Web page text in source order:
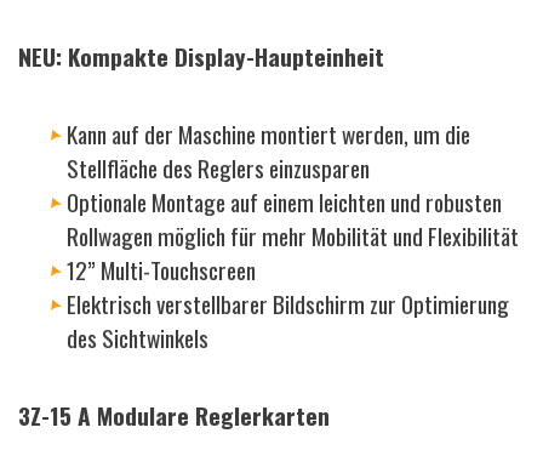
NEU: Kompakte Display-Haupteinheit
Kann auf der Maschine montiert werden, um die
Stellfläche des Reglers einzusparen
Optionale Montage auf einem leichten und robusten
Rollwagen möglich für mehr Mobilität und Flexibilität
12” Multi-Touchscreen
Elektrisch verstellbarer Bildschirm zur Optimierung
des Sichtwinkels
3Z-15 A Modulare Reglerkarten